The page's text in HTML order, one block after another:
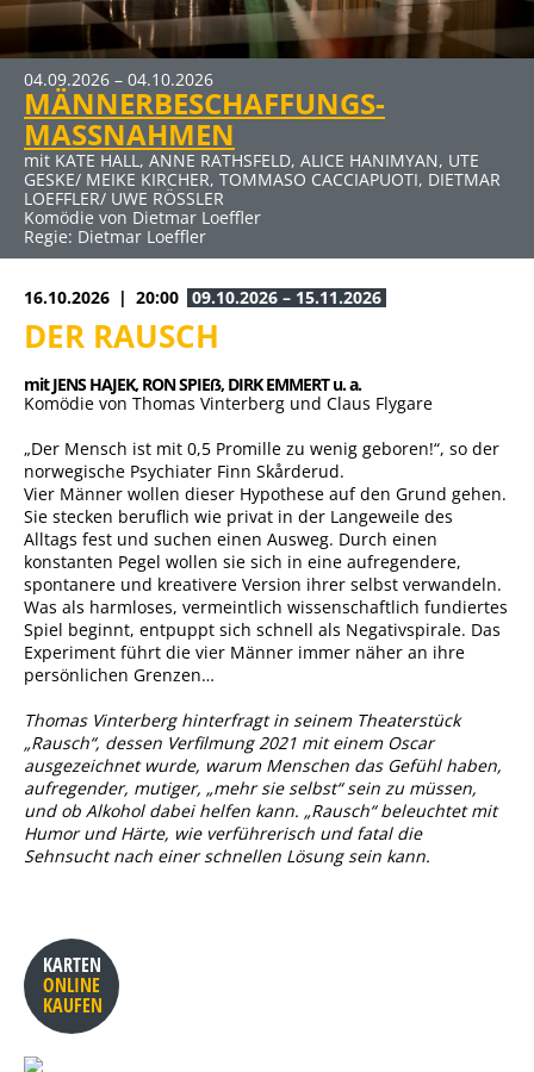
04.09.2026 – 04.10.2026
MÄNNERBESCHAFFUNGS-
MASSNAHMEN
mit KATE HALL, ANNE RATHSFELD, ALICE HANIMYAN, UTE
GESKE/ MEIKE KIRCHER, TOMMASO CACCIAPUOTI, DIETMAR
LOEFFLER/ UWE RÖSSLER
Komödie von Dietmar Loeffler
Regie: Dietmar Loeffler
16.10.2026 20:00 09.10.2026 – 15.11.2026
DER RAUSCH
mit JENS HAJEK, RON SPIEẞ, DIRK EMMERT u. a.
Komödie von Thomas Vinterberg und Claus Flygare
„Der Mensch ist mit 0,5 Promille zu wenig geboren!“, so der
norwegische Psychiater Finn Skårderud.
Vier Männer wollen dieser Hypothese auf den Grund gehen.
Sie stecken beruflich wie privat in der Langeweile des
Alltags fest und suchen einen Ausweg. Durch einen
konstanten Pegel wollen sie sich in eine aufregendere,
spontanere und kreativere Version ihrer selbst verwandeln.
Was als harmloses, vermeintlich wissenschaftlich fundiertes
Spiel beginnt, entpuppt sich schnell als Negativspirale. Das
Experiment führt die vier Männer immer näher an ihre
persönlichen Grenzen…
Thomas Vinterberg hinterfragt in seinem Theaterstück
„Rausch“, dessen Verfilmung 2021 mit einem Oscar
ausgezeichnet wurde, warum Menschen das Gefühl haben,
aufregender, mutiger, „mehr sie selbst“ sein zu müssen,
und ob Alkohol dabei helfen kann. „Rausch“ beleuchtet mit
Humor und Härte, wie verführerisch und fatal die
Sehnsucht nach einer schnellen Lösung sein kann.
KARTEN
ONLINE
KAUFEN